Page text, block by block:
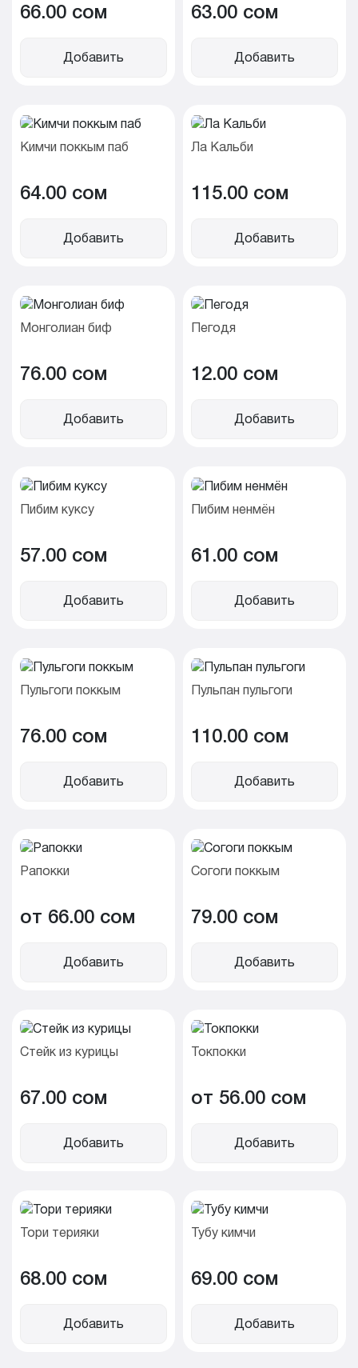
66.00 cом
Добавить
63.00 cом
Добавить
Кимчи поккым паб
64.00 cом
Добавить
Ла Кальби
115.00 cом
Добавить
Монголиан биф
76.00 cом
Добавить
Пегодя
12.00 cом
Добавить
Пибим куксу
57.00 cом
Добавить
Пибим ненмён
61.00 cом
Добавить
Пульгоги поккым
76.00 cом
Добавить
Пульпан пульгоги
110.00 cом
Добавить
Рапокки
от 66.00 cом
Добавить
Согоги поккым
79.00 cом
Добавить
Стейк из курицы
67.00 cом
Добавить
Токпокки
от 56.00 cом
Добавить
Тори терияки
68.00 cом
Добавить
Тубу кимчи
69.00 cом
Добавить